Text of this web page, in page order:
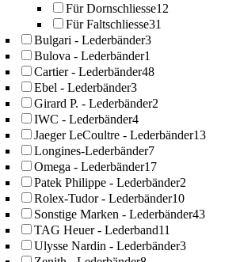
Für Dornschliesse12
Für Faltschliesse31
Bulgari - Lederbänder3
Bulova - Lederbänder1
Cartier - Lederbänder48
Ebel - Lederbänder3
Girard P. - Lederbänder2
IWC - Lederbänder4
Jaeger LeCoultre - Lederbänder13
Longines-Lederbänder7
Omega - Lederbänder17
Patek Philippe - Lederbänder2
Rolex-Tudor - Lederbänder10
Sonstige Marken - Lederbänder43
TAG Heuer - Lederband11
Ulysse Nardin - Lederbänder3